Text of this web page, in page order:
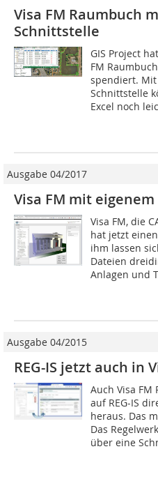
Visa FM Raumbuch
Schnittstelle
GIS Project
FM
spendiert. Mit
Schnittstelle
Excel noch
Ausgabe 04/2017
Visa FM mit
Visa FM, die
hat jetzt
ihm lassen
Dateien
Anlagen und
Ausgabe 04/2015
REG-IS jetzt auch in
Auch Visa
auf REG-IS
heraus. Das
Das
über eine